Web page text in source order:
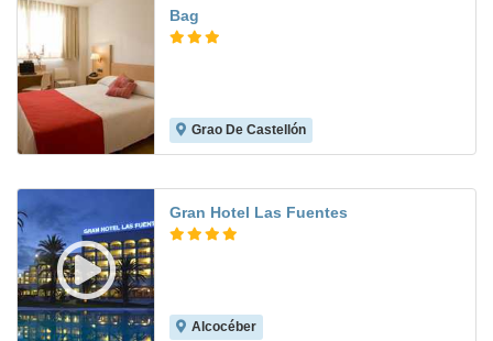
Bag
Grao De Castellón
Gran Hotel Las Fuentes
Alcocéber